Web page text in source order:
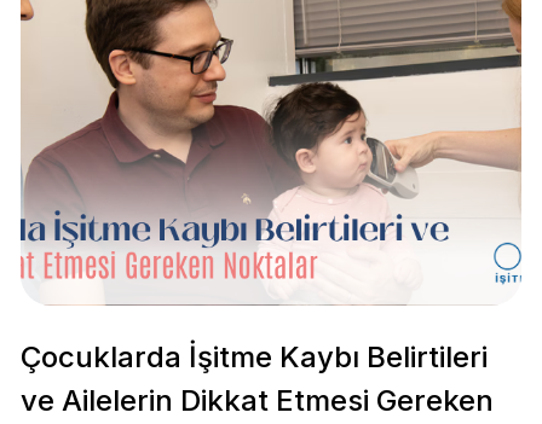
Çocuklarda İşitme Kaybı Belirtileri
ve Ailelerin Dikkat Etmesi Gereken